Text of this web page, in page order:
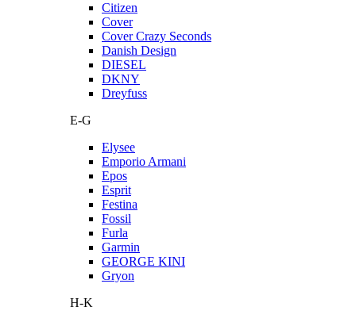
Citizen
Cover
Cover Crazy Seconds
Danish Design
DIESEL
DKNY
Dreyfuss
E-G
Elysee
Emporio Armani
Epos
Esprit
Festina
Fossil
Furla
Garmin
GEORGE KINI
Gryon
H-K